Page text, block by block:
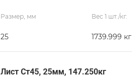
Размер, мм
25
Вес 1 шт./кг.
1739.999 кг
Лист Ст45, 25мм, 147.250кг